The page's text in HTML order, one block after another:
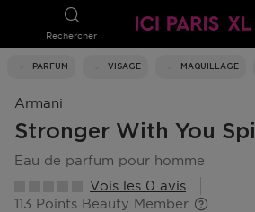
Rechercher
PARFUM VISAGE MAQUILLAGE
Armani
Stronger With You
eau de parfum pour homme
Vois les 0 avis
113 Points Beauty Member